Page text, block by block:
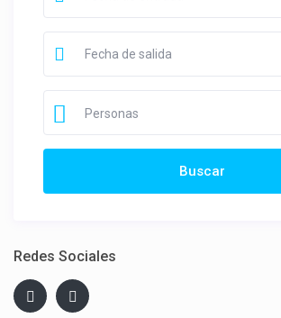
Personas
Redes Sociales